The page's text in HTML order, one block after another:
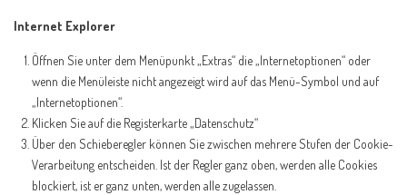
Internet Explorer
Öffnen Sie unter dem Menüpunkt „Extras“ die „Internetoptionen“ oder
wenn die Menüleiste nicht angezeigt wird auf das Menü-Symbol und auf
„Internetoptionen“.
Klicken Sie auf die Registerkarte „Datenschutz“
Über den Schieberegler können Sie zwischen mehrere Stufen der Cookie-
Verarbeitung entscheiden. Ist der Regler ganz oben, werden alle Cookies
blockiert, ist er ganz unten, werden alle zugelassen.